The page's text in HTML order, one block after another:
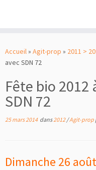
au
contenu
Accueil» Agit-prop » 2011 >
avec SDN 72
Fête bio 2012
SDN 72
25 mars 2014dans2012/Agit-prop
Dimanche 26